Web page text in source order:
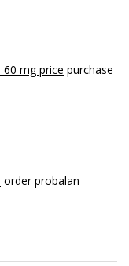
mg price purchase
order probalan